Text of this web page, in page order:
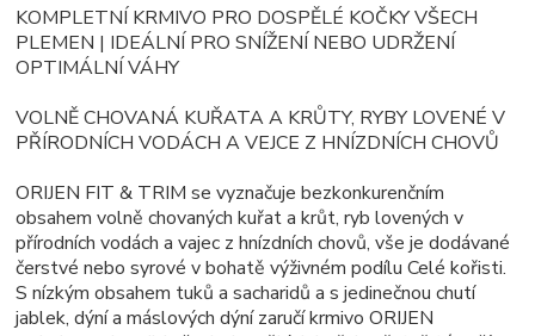
KOMPLETNÍ KRMIVO PRO DOSPĚLÉ KOČKY VŠECH
PLEMEN | IDEÁLNÍ PRO SNÍŽENÍ NEBO UDRŽENÍ
OPTIMÁLNÍ VÁHY
VOLNĚ CHOVANÁ KUŘATA A KRŮTY, RYBY LOVENÉ V
PŘÍRODNÍCH VODÁCH A VEJCE Z HNÍZDNÍCH CHOVŮ
ORIJEN FIT & TRIM se vyznačuje bezkonkurenčním
obsahem volně chovaných kuřat a krůt, ryb lovených v
přírodních vodách a vajec z hnízdních chovů, vše je dodávané
čerstvé nebo syrové v bohatě výživném podílu Celé kořisti.
S nízkým obsahem tuků a sacharidů a s jedinečnou chutí
jablek, dýní a máslových dýní zaručí krmivo ORIJEN